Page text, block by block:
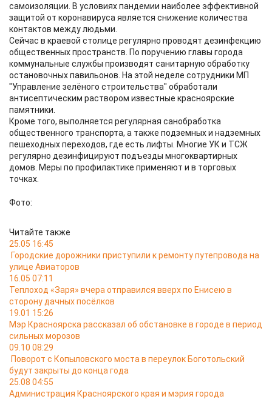
самоизоляции. В условиях пандемии наиболее эффективной
защитой от коронавируса является снижение количества
контактов между людьми.
Сейчас в краевой столице регулярно проводят дезинфекцию
общественных пространств. По поручению главы города
коммунальные службы производят санитарную обработку
остановочных павильонов. На этой неделе сотрудники МП
"Управление зелёного строительства" обработали
антисептическим раствором известные красноярские
памятники.
Кроме того, выполняется регулярная санобработка
общественного транспорта, а также подземных и надземных
пешеходных переходов, где есть лифты. Многие УК и ТСЖ
регулярно дезинфицируют подъезды многоквартирных
домов. Меры по профилактике применяют и в торговых
точках.
Фото:
Читайте также
25.05 16:45
Городские дорожники приступили к ремонту путепровода на
улице Авиаторов
16.05 07:11
Теплоход «Заря» вчера отправился вверх по Енисею в
сторону дачных посёлков
19.01 15:26
Мэр Красноярска рассказал об обстановке в городе в период
сильных морозов
09.10 08:29
Поворот с Копыловского моста в переулок Боготольский
будут закрыты до конца года
25.08 04:55
Администрация Красноярского края и мэрия города